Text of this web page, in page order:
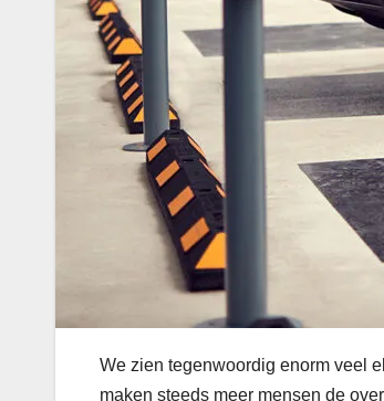
We zien tegenwoordig enorm veel
maken steeds meer mensen de